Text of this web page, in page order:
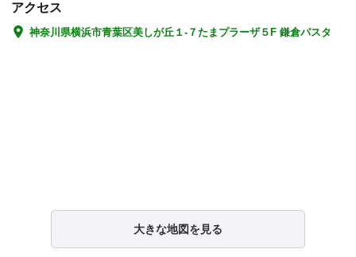
アクセス
神奈川県横浜市青葉区美しが丘１-７たまプラーザ５F 鎌倉パスタ
大きな地図を見る